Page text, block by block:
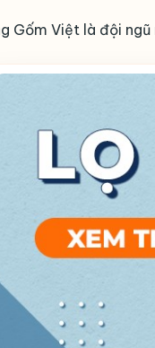
Gốm Việt là đội